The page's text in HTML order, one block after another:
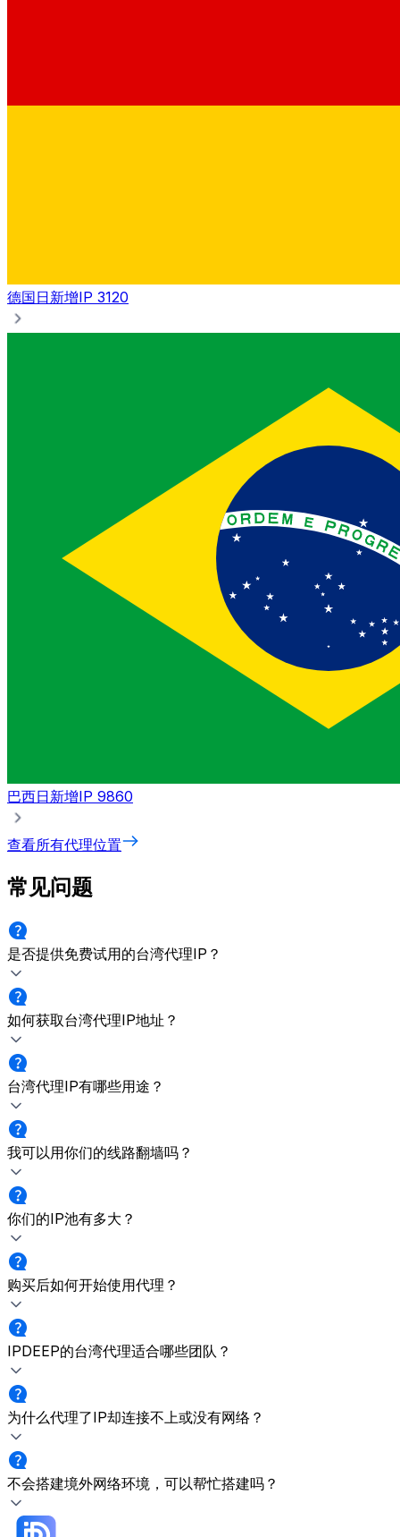
德国日新增IP 3120
巴西日新增IP 9860
查看所有代理位置
常见问题
是否提供免费试用的台湾代理IP？
如何获取台湾代理IP地址？
台湾代理IP有哪些用途？
我可以用你们的线路翻墙吗？
你们的IP池有多大？
购买后如何开始使用代理？
IPDEEP的台湾代理适合哪些团队？
为什么代理了IP却连接不上或没有网络？
不会搭建境外网络环境，可以帮忙搭建吗？